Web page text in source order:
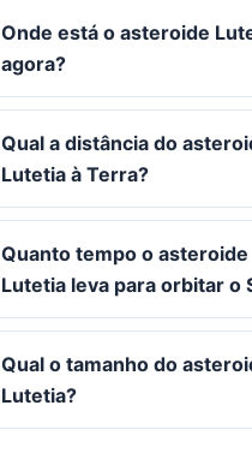
Onde está o asteroide
agora?
Qual a distância do
Lutetia à Terra?
Quanto tempo o asteroide
Lutetia leva para orbitar o
Qual o tamanho do
Lutetia?